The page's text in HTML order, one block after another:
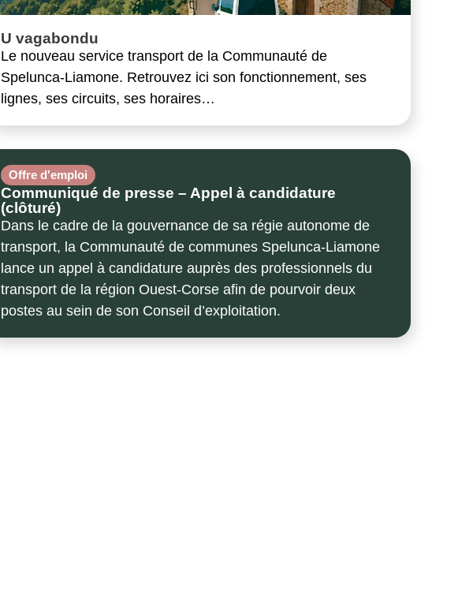
U vagabondu
Le nouveau service transport de la Communauté de
Spelunca-Liamone. Retrouvez ici son fonctionnement, ses
lignes, ses circuits, ses horaires…
Offre d'emploi
Communiqué de presse – Appel à candidature
(clôturé)
Dans le cadre de la gouvernance de sa régie autonome de
transport, la Communauté de communes Spelunca-Liamone
lance un appel à candidature auprès des professionnels du
transport de la région Ouest-Corse afin de pourvoir deux
postes au sein de son Conseil d’exploitation.